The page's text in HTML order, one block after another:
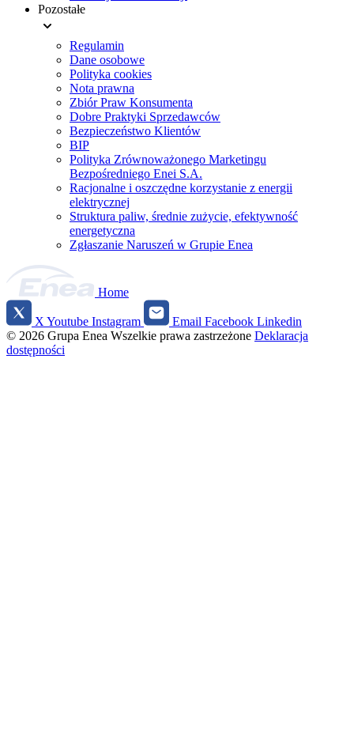
Pozostałe
Regulamin
Dane osobowe
Polityka cookies
Nota prawna
Zbiór Praw Konsumenta
Dobre Praktyki Sprzedawców
Bezpieczeństwo Klientów
BIP
Polityka Zrównoważonego Marketingu
Bezpośredniego Enei S.A.
Racjonalne i oszczędne korzystanie z energii
elektrycznej
Struktura paliw, średnie zużycie, efektywność
energetyczna
Zgłaszanie Naruszeń w Grupie Enea
Home
Social
media
X Youtube Instagram Email Facebook Linkedin
© 2026 Grupa Enea Wszelkie prawa zastrzeżone Deklaracja
dostępności